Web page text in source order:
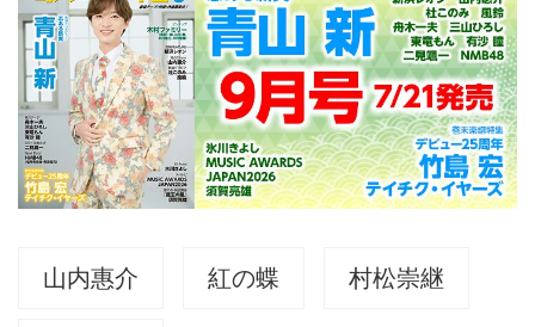
山内惠介 紅の蝶 村松崇継